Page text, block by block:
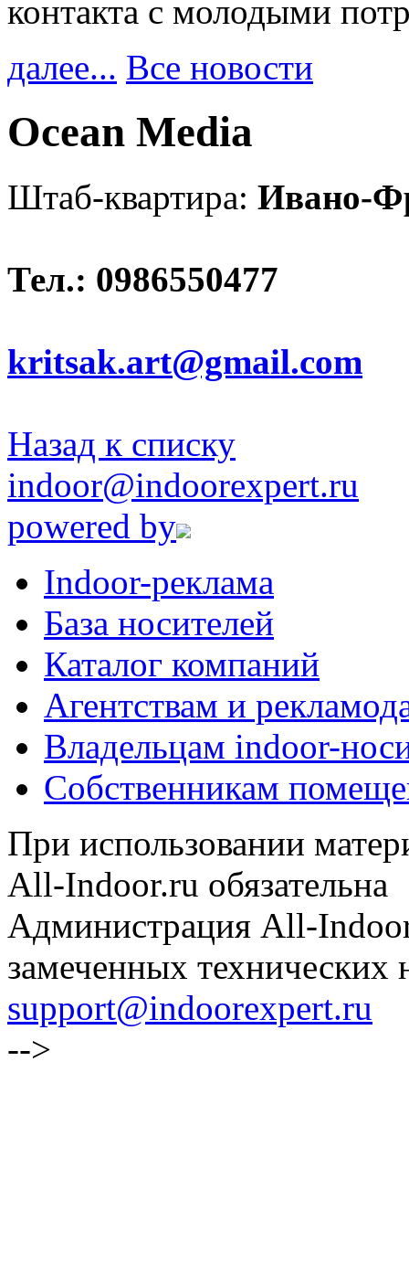
контакта с молодыми
далее... Все новости
Ocean Media
Штаб-квартира: Ивано-
Тел.: 0986550477
kritsak.art@gmail.com
Назад к списку
indoor@indoorexpert.ru
powered by
Indoor-реклама
База носителей
Каталог компаний
Агентствам и
Владельцам indoor-
Собственникам
При использовании
All-Indoor.ru обязательна
Администрация All-
замеченных технических
support@indoorexpert.ru
-->